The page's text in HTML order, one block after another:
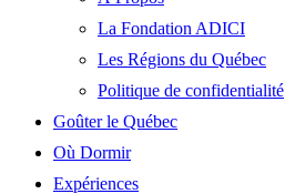
La Fondation ADICI
Les Régions du Québec
Politique de confidentialité
Goûter le Québec
Où Dormir
Expériences